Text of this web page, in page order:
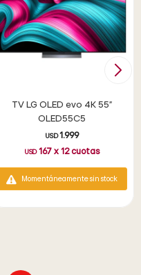
TV LG OLED evo 4K 55"
OLED55C5
USD 1.999
USD 167x 12cuotas
Momentáneamente sin stock